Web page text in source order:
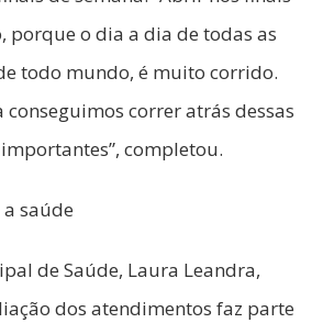
porque o dia a dia de todas as
todo mundo, é muito corrido.
conseguimos correr atrás dessas
completou.
saúde
de Saúde, Laura Leandra,
dos atendimentos faz parte